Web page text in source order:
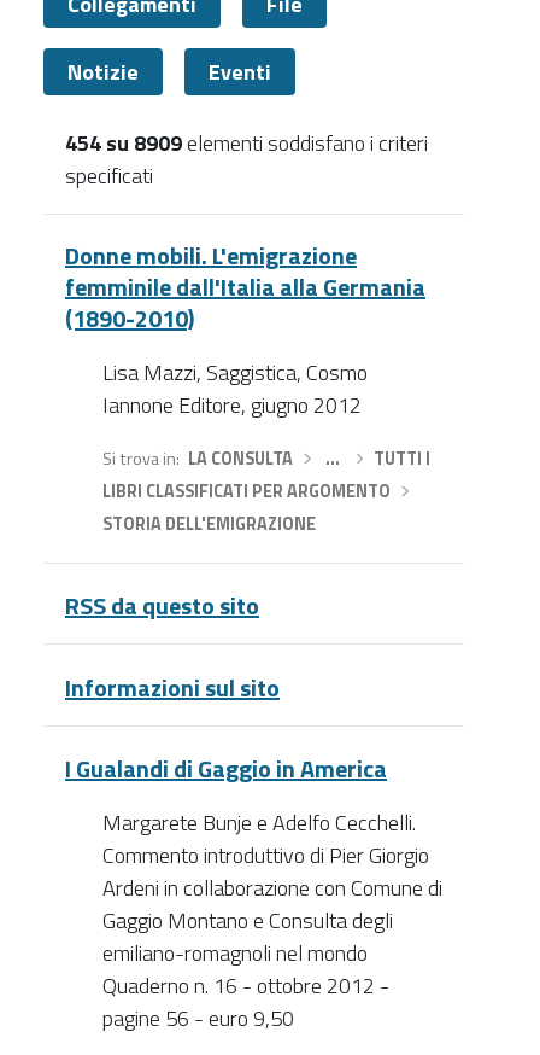
Notizie Eventi
454 su 8909elementi soddisfano i criteri
specificati
Donne mobili. L'emigrazione
femminile dall'Italia alla Germania
(1890-2010)
Lisa Mazzi, Saggistica, Cosmo
Iannone Editore, giugno 2012
Si trova in LA CONSULTA› …
TUTTI I
LIBRI CLASSIFICATI PER ARGOMENTO
STORIA DELL'EMIGRAZIONE
RSS da questo sito
Informazioni sul sito
I Gualandi di Gaggio in America
Margarete Bunje e Adelfo Cecchelli.
Commento introduttivo di Pier Giorgio
Ardeni in collaborazione con Comune di
Gaggio Montano e Consulta degli
emiliano-romagnoli nel mondo
Quaderno n. 16 - ottobre 2012 -
pagine 56 - euro 9,50